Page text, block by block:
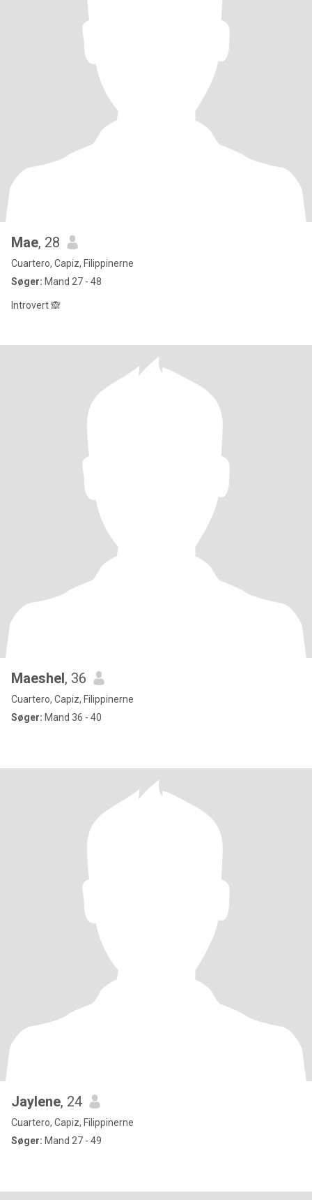
Mae, 28
Cuartero, Capiz, Filippinerne
Søger: Mand 27 - 48
Introvert 🙈
Maeshel, 36
Cuartero, Capiz, Filippinerne
Søger: Mand 36 - 40
Jaylene, 24
Cuartero, Capiz, Filippinerne
Søger: Mand 27 - 49